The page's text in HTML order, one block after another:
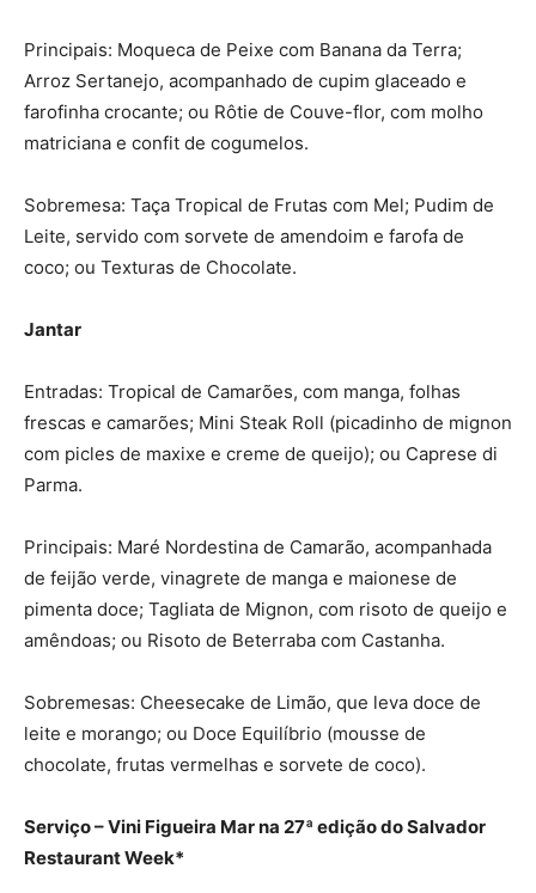
Principais: Moqueca de Peixe com Banana da Terra;
Arroz Sertanejo, acompanhado de cupim glaceado e
farofinha crocante; ou Rôtie de Couve-flor, com molho
matriciana e confit de cogumelos.
Sobremesa: Taça Tropical de Frutas com Mel; Pudim de
Leite, servido com sorvete de amendoim e farofa de
coco; ou Texturas de Chocolate.
Jantar
Entradas: Tropical de Camarões, com manga, folhas
frescas e camarões; Mini Steak Roll (picadinho de mignon
com picles de maxixe e creme de queijo); ou Caprese di
Parma.
Principais: Maré Nordestina de Camarão, acompanhada
de feijão verde, vinagrete de manga e maionese de
pimenta doce; Tagliata de Mignon, com risoto de queijo e
amêndoas; ou Risoto de Beterraba com Castanha.
Sobremesas: Cheesecake de Limão, que leva doce de
leite e morango; ou Doce Equilíbrio (mousse de
chocolate, frutas vermelhas e sorvete de coco).
Serviço – Vini Figueira Mar na 27ª edição do Salvador
Restaurant Week*